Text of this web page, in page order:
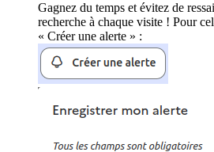
Gagnez du temps et évitez de
recherche à chaque visite ! Pour
« Créer une alerte » :